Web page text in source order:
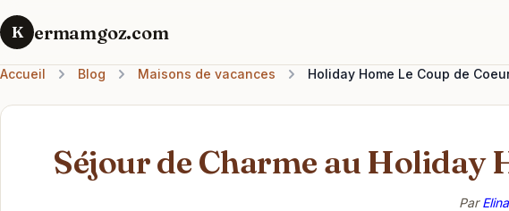
K ermamgoz.com
Accueil Blog Maisons de vacances Holiday Home Le Coup de
Séjour de Charme au Holiday
Par